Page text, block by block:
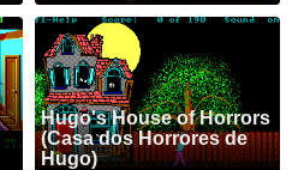
Hugo's House of Horrors
(Casa dos Horrores de
Hugo)